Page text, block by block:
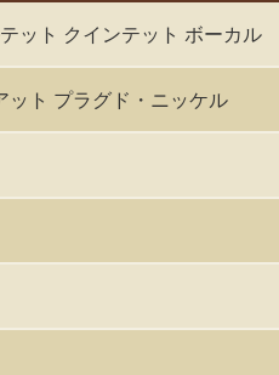
ット クインテット ボーカル
ット プラグド・ニッケル